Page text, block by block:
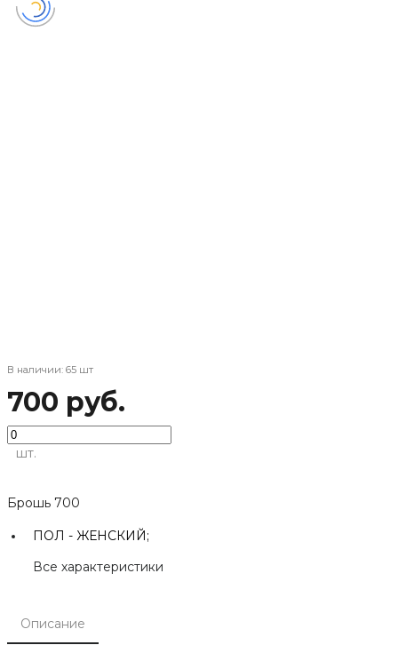
В наличии: 65 шт
700 руб.
шт.
Брошь 700
ПОЛ - ЖЕНСКИЙ;
Все характеристики
Описание